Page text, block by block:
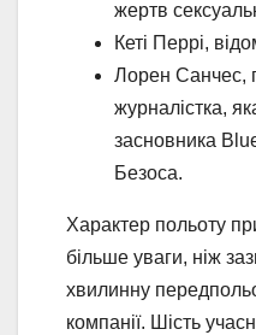
жертв
Кеті Перрі,
Лорен Санчес,
журналістка,
засновника
Безоса.
Характер польоту
більше уваги, ніж
хвилинну
компанії. Шість